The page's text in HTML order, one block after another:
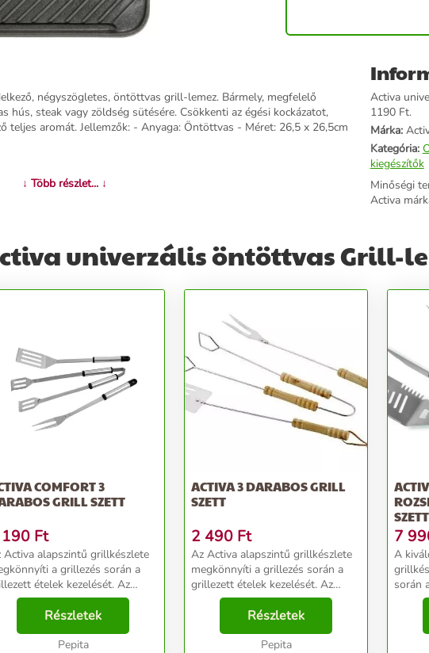
négyszögletes, öntöttvas grill-lemez. Bármely, megfelelő
hús, steak vagy zöldség sütésére. Csökkenti az égési kockázatot,
teljes aromát. Jellemzők: - Anyaga: Öntöttvas - Méret: 26,5 x 26,5cm
↓ Több részlet... ↓
Activa
1190 Ft.
Márka:
Kategória:
kiegészítők
Minőségi
Activa
univerzális öntöttvas Grill-
COMFORT 3
GRILL SZETT
Ft
Activa alapszintű grillkészlete
a grillezés során a
ételek kezelését. Az
rozsdamentes acélból
így hosszú ideig
Önt. Az eszközök
kidol...
Részletek
Pepita
ACTIVA 3 DARABOS GRILL
SZETT
2 490 Ft
Az Activa alapszintű grillkészlete
megkönnyíti a grillezés során a
grillezett ételek kezelését. Az
eszközök rozsdamentes acélból
készülnek, szép, rusztikus, fából
készült fogantyúval rendelkeznek.
Részletek
Pepita
SZETT
7
A
során